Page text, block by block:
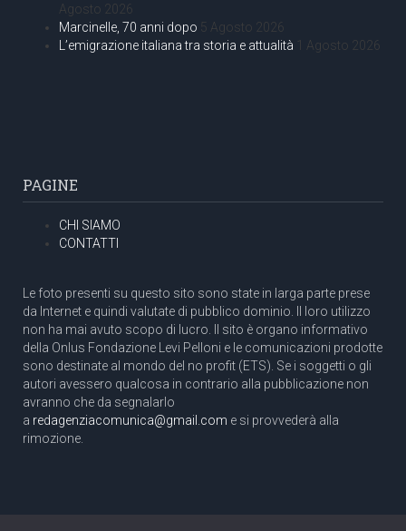
Agosto 2026
Marcinelle, 70 anni dopo 5 Agosto 2026
L’emigrazione italiana tra storia e attualità 1 Agosto 2026
PAGINE
CHI SIAMO
CONTATTI
Le foto presenti su questo sito sono state in larga parte prese
da Internet e quindi valutate di pubblico dominio. Il loro utilizzo
non ha mai avuto scopo di lucro. Il sito è organo informativo
della Onlus Fondazione Levi Pelloni e le comunicazioni prodotte
sono destinate al mondo del no profit (ETS). Se i soggetti o gli
autori avessero qualcosa in contrario alla pubblicazione non
avranno che da segnalarlo
a redagenziacomunica@gmail.com e si provvederà alla
rimozione.